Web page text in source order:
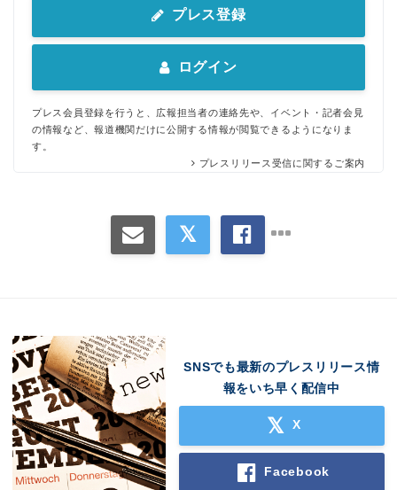
プレス登録
ログイン
プレス会員登録を行うと、広報担当者の連絡先や、イベント・記者会見
の情報など、報道機関だけに公開する情報が閲覧できるようになりま
す。
プレスリリース受信に関するご案内
SNSでも最新のプレスリリース情
報をいち早く配信中
X
Facebook